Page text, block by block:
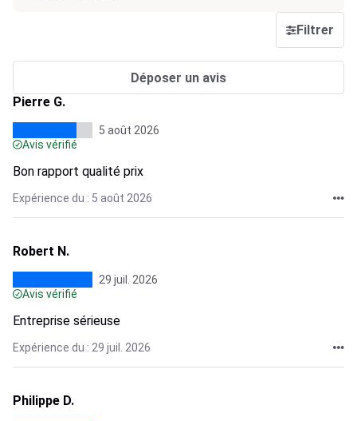
Filtrer
Déposer un avis
Pierre G.
5 août 2026
Avis vérifié
Bon rapport qualité prix
Expérience du : 5 août 2026
Robert N.
29 juil. 2026
Avis vérifié
Entreprise sérieuse
Expérience du : 29 juil. 2026
Philippe D.